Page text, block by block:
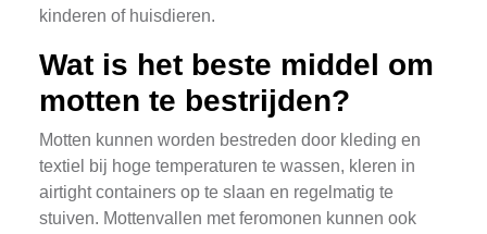
kinderen of huisdieren.
Wat is het beste middel om
motten te bestrijden?
Motten kunnen worden bestreden door kleding en
textiel bij hoge temperaturen te wassen, kleren in
airtight containers op te slaan en regelmatig te
stuiven. Mottenvallen met feromonen kunnen ook